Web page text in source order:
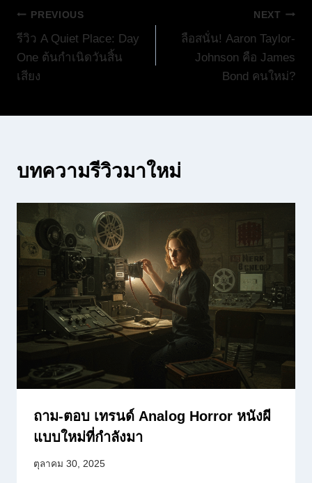
แนะแนว
เรื่อง
PREVIOUS
รีวิว A Quiet Place: Day
One ต้นกำเนิดวันสิ้น
เสียง
NEXT
ลือสนั่น! Aaron Taylor-
Johnson คือ James
Bond คนใหม่?
บทความรีวิวมาใหม่
ถาม-ตอบ เทรนด์ Analog Horror หนังผี
แบบใหม่ที่กำลังมา
ตุลาคม 30, 2025